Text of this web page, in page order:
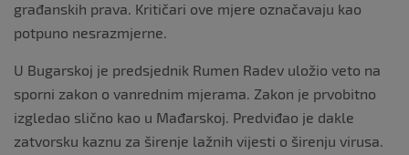
građanskih prava. Kritičari ove mjere označavaju kao
potpuno nesrazmjerne.
U Bugarskoj je predsjednik Rumen Radev uložio veto na
sporni zakon o vanrednim mjerama. Zakon je prvobitno
izgledao slično kao u Mađarskoj. Predviđao je dakle
zatvorsku kaznu za širenje lažnih vijesti o širenju virusa.